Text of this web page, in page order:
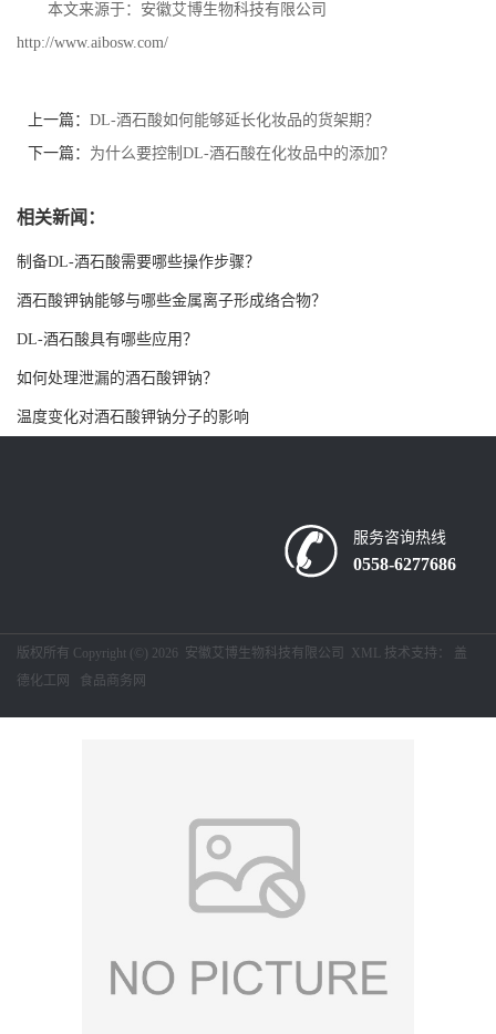
系
式
言
本文来源于：安徽艾博生物科技有限公司
http://www.aibosw.com/
上一篇： DL-酒石酸如何能够延长化妆品的货架期？
下一篇： 为什么要控制DL-酒石酸在化妆品中的添加？
相关新闻：
制备DL-酒石酸需要哪些操作步骤？
酒石酸钾钠能够与哪些金属离子形成络合物？
DL-酒石酸具有哪些应用？
如何处理泄漏的酒石酸钾钠？
温度变化对酒石酸钾钠分子的影响
服务咨询热线
0558-6277686
版权所有 Copyright (©) 2026 安徽艾博生物科技有限公司 XML 技术支持： 盖
德化工网
食品商务网